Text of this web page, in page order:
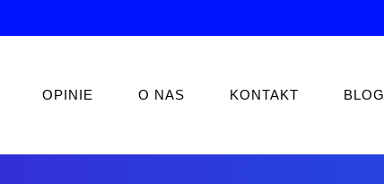
OPINIE O NAS KONTAKT BLOG